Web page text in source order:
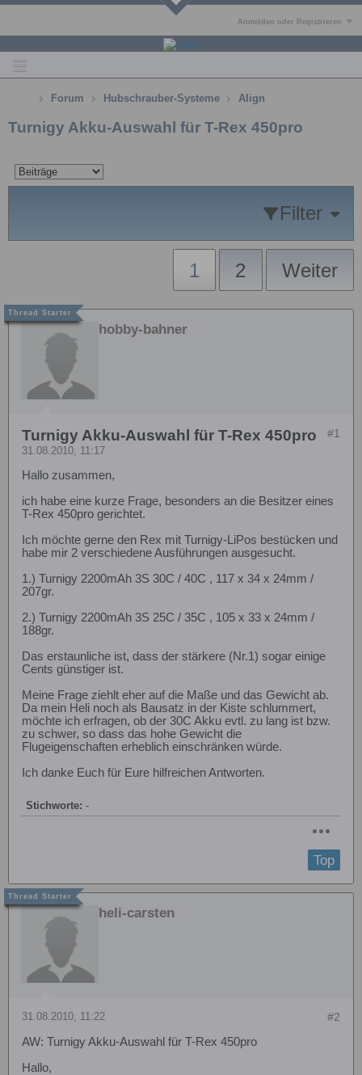
Anmelden oder Registrieren
Forum Hubschrauber-Systeme Align
Turnigy Akku-Auswahl für T-Rex 450pro
Filter
1 2 Weiter
hobby-bahner
#1
Turnigy Akku-Auswahl für T-Rex 450pro
31.08.2010, 11:17
Hallo zusammen,
ich habe eine kurze Frage, besonders an die Besitzer eines
T-Rex 450pro gerichtet.
Ich möchte gerne den Rex mit Turnigy-LiPos bestücken und
habe mir 2 verschiedene Ausführungen ausgesucht.
1.) Turnigy 2200mAh 3S 30C / 40C , 117 x 34 x 24mm /
207gr.
2.) Turnigy 2200mAh 3S 25C / 35C , 105 x 33 x 24mm /
188gr.
Das erstaunliche ist, dass der stärkere (Nr.1) sogar einige
Cents günstiger ist.
Meine Frage ziehlt eher auf die Maße und das Gewicht ab.
Da mein Heli noch als Bausatz in der Kiste schlummert,
möchte ich erfragen, ob der 30C Akku evtl. zu lang ist bzw.
zu schwer, so dass das hohe Gewicht die
Flugeigenschaften erheblich einschränken würde.
Ich danke Euch für Eure hilfreichen Antworten.
Stichworte: -
Top
heli-carsten
#2
31.08.2010, 11:22
AW: Turnigy Akku-Auswahl für T-Rex 450pro
Hallo,